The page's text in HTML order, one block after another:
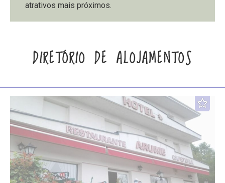
atrativos mais próximos.
DIRETÓRIO DE ALOJAMENTOS